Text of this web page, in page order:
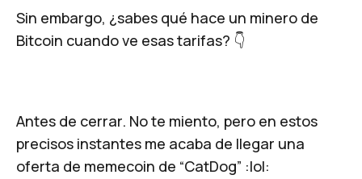
Sin embargo, ¿sabes qué hace un minero de
Bitcoin cuando ve esas tarifas? 👇
Antes de cerrar. No te miento, pero en estos
precisos instantes me acaba de llegar una
oferta de memecoin de “CatDog” :lol: